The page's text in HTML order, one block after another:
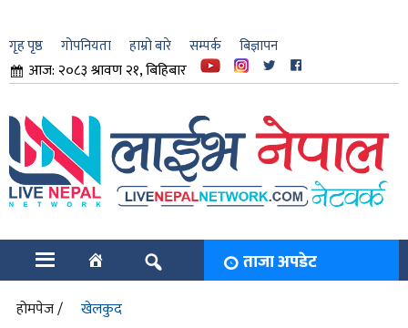
गृह पृष्ठ गोपनियता हाम्रो बारे सम्पर्क बिज्ञापन
आज: २०८३ श्रावण २१, बिहिबार
ताजा अपडेट
होमपेज / खेलकुद